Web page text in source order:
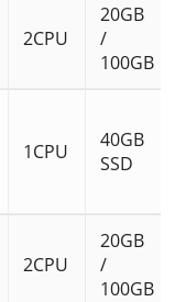
2CPU
20GB
/
100GB
1CPU
40GB
SSD
2CPU
20GB
/
100GB